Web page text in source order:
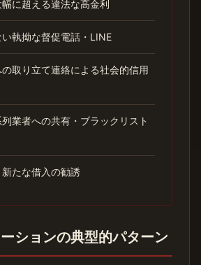
に超える違法な高金利
執拗な督促電話・LINE
取り立て連絡による社会的信用
業者への共有・ブラックリスト
たな借入の勧誘
ションの典型的パターン